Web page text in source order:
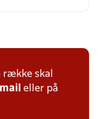
skal
mail eller på